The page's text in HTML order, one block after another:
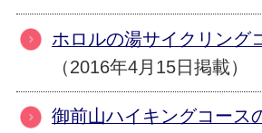
ホロルの湯サイクリング
（2016年4月15日掲載）
御前山ハイキングコース